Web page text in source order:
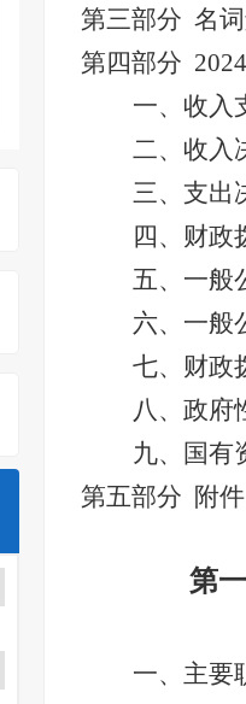
第三部分 名
第四部分 2024
一、 收入
二、收入
三、支出
四、 财政
五、一般
六、一般
七、财政
八、 政府
九、国有
第五部分 附件
第
一、主要